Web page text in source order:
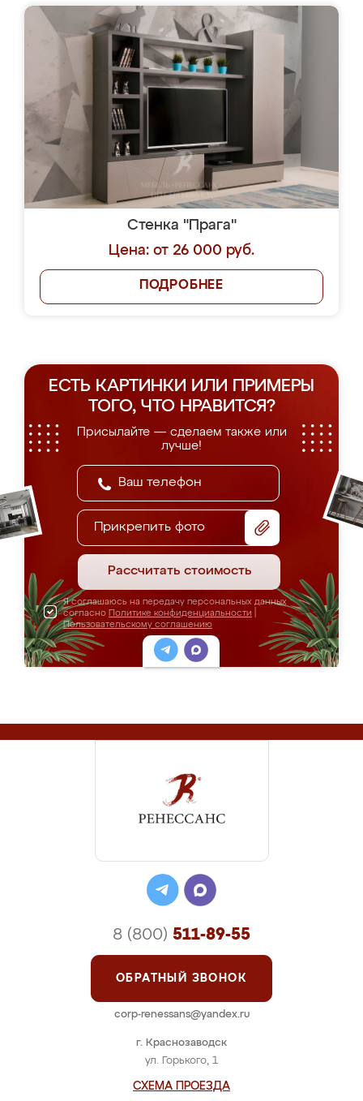
Стенка "Прага"
Цена: от 26 000 руб.
ПОДРОБНЕЕ
ЕСТЬ КАРТИНКИ ИЛИ ПРИМЕРЫ
ТОГО, ЧТО НРАВИТСЯ?
Присылайте — сделаем также или
лучше!
Прикрепить фото
Рассчитать стоимость
Я соглашаюсь на передачу персональных данных
согласно Политике конфиденциальности
Пользовательскому соглашению
г. Краснозаводск
ул. Горького, 1
СХЕМА ПРОЕЗДА
8 (800) 511-89-55
ОБРАТНЫЙ ЗВОНОК
corp-renessans@yandex.ru